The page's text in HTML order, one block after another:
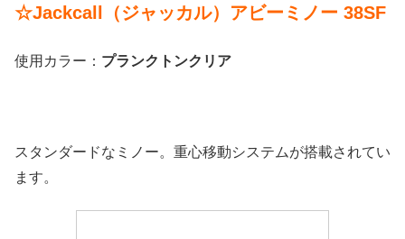
☆Jackcall（ジャッカル）アビーミノー 38SF
使用カラー： プランクトンクリア
スタンダードなミノー。重心移動システムが搭載されてい
ます。